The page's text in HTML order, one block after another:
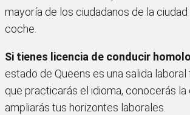
mayoría de los ciudadanos de la
coche.
Si tienes licencia de conducir
estado de Queens es una salida
que practicarás el idioma, conocerás la
ampliarás tus horizontes laborales.